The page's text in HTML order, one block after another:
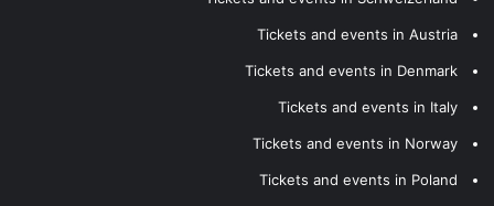
Tickets and events in Austria
Tickets and events in Denmark
Tickets and events in Italy
Tickets and events in Norway
Tickets and events in Poland